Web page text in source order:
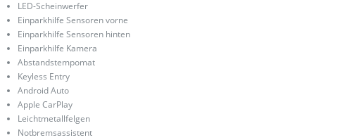
LED-Scheinwerfer
Einparkhilfe Sensoren vorne
Einparkhilfe Sensoren hinten
Einparkhilfe Kamera
Abstandstempomat
Keyless Entry
Android Auto
Apple CarPlay
Leichtmetallfelgen
Notbremsassistent